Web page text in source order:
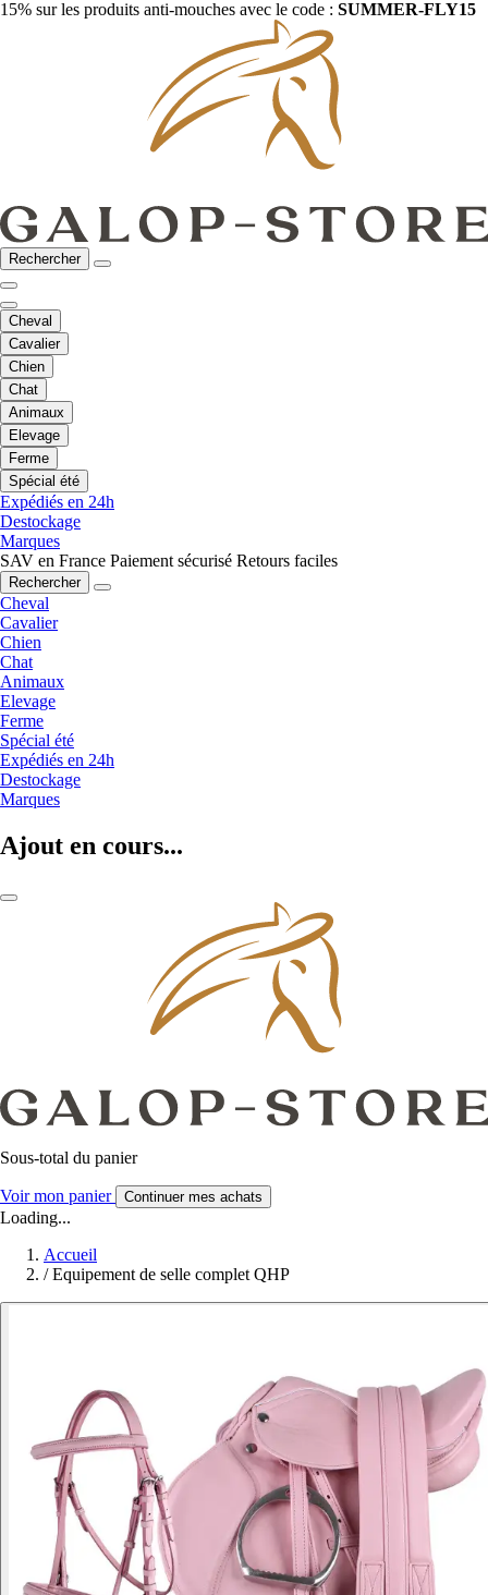
15% sur les produits anti-mouches avec le code : SUMMER-FLY15
Rechercher
Cheval
Cavalier
Chien
Chat
Animaux
Elevage
Ferme
Spécial été
Expédiés en 24h
Destockage
Marques
SAV en France Paiement sécurisé Retours faciles
Rechercher
Cheval
Cavalier
Chien
Chat
Animaux
Elevage
Ferme
Spécial été
Expédiés en 24h
Destockage
Marques
Ajout en cours...
Sous-total du panier
Voir mon panier Continuer mes achats
Loading...
Accueil
/ Equipement de selle complet QHP